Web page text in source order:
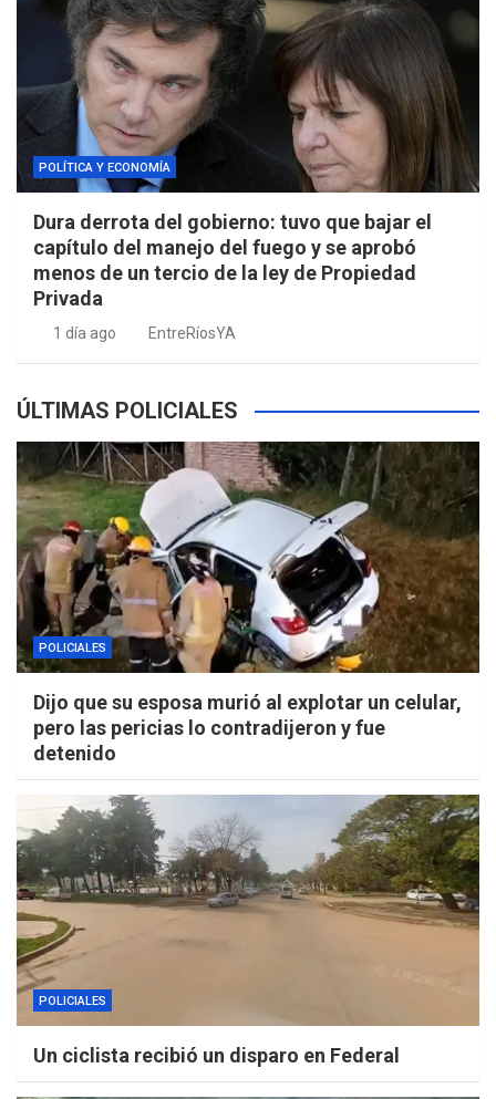
POLÍTICA Y ECONOMÍA
Dura derrota del gobierno: tuvo que bajar el
capítulo del manejo del fuego y se aprobó
menos de un tercio de la ley de Propiedad
Privada
1 día ago EntreRíosYA
ÚLTIMAS POLICIALES
POLICIALES
Dijo que su esposa murió al explotar un celular,
pero las pericias lo contradijeron y fue
detenido
POLICIALES
Un ciclista recibió un disparo en Federal